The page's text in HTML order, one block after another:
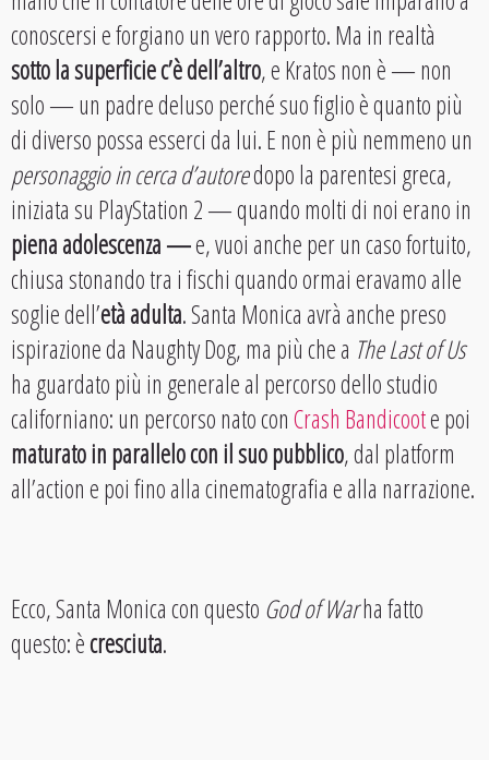
conoscersi e forgiano un vero rapporto. Ma in realtà
sotto la superficie c’è dell’altro, e Kratos non è — non
solo — un padre deluso perché suo figlio è quanto più
di diverso possa esserci da lui. E non è più nemmeno un
personaggio in cerca d’autoredopo la parentesi greca,
iniziata su PlayStation 2 — quando molti di noi erano in
piena adolescenza —e, vuoi anche per un caso fortuito,
chiusa stonando tra i fischi quando ormai eravamo alle
soglie dell’età adulta. Santa Monica avrà anche preso
ispirazione da Naughty Dog, ma più che a The Last of Us
ha guardato più in generale al percorso dello studio
californiano: un percorso nato conCrash Bandicoote poi
maturato in parallelo con il suo pubblico, dal platform
all’action e poi fino alla cinematografia e alla narrazione.
Ecco, Santa Monica con questo God of Warha fatto
questo: ècresciuta.